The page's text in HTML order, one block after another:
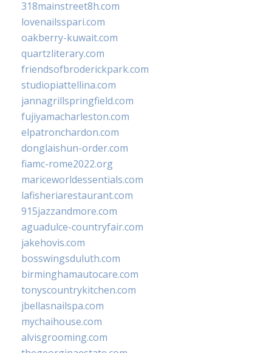
318mainstreet8h.com
lovenailsspari.com
oakberry-kuwait.com
quartzliterary.com
friendsofbroderickpark.com
studiopiattellina.com
jannagrillspringfield.com
fujiyamacharleston.com
elpatronchardon.com
donglaishun-order.com
fiamc-rome2022.org
mariceworldessentials.com
lafisheriarestaurant.com
915jazzandmore.com
aguadulce-countryfair.com
jakehovis.com
bosswingsduluth.com
birminghamautocare.com
tonyscountrykitchen.com
jbellasnailspa.com
mychaihouse.com
alvisgrooming.com